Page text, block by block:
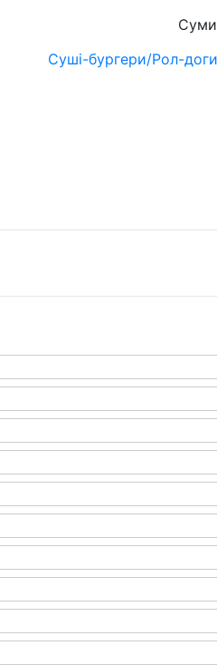
Суми
Суші-бургери/Рол-доги